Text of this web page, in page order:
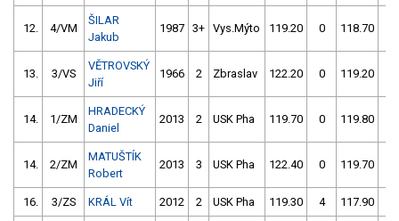
12. 4/VM
ŠILAR
Jakub
1987 3+ Vys.Mýto 119.20 0 118.70
13. 3/VS
VĚTROVSKÝ
Jiří
1966 2 Zbraslav 122.20 0 119.20
14. 1/ZM
HRADECKÝ
Daniel
2013 2 USK Pha 119.70 0 119.80
14. 2/ZM
MATUŠTÍK
Robert
2013 3 USK Pha 122.40 0 119.70
16. 3/ZS KRÁL Vít 2012 2 USK Pha 119.30 4 117.90